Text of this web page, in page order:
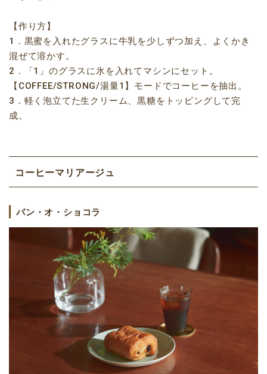
【作り方】
1．黒蜜を入れたグラスに牛乳を少しずつ加え、よくかき
混ぜて溶かす。
2．「1」のグラスに氷を入れてマシンにセット。
【COFFEE/STRONG/湯量1】モードでコーヒーを抽出。
3．軽く泡立てた生クリーム、黒糖をトッピングして完
成。
コーヒーマリアージュ
パン・オ・ショコラ